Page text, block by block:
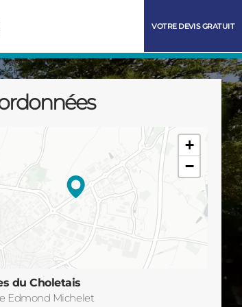
VOTRE DEVIS GRATUIT
+
−
du Choletais
Edmond Michelet